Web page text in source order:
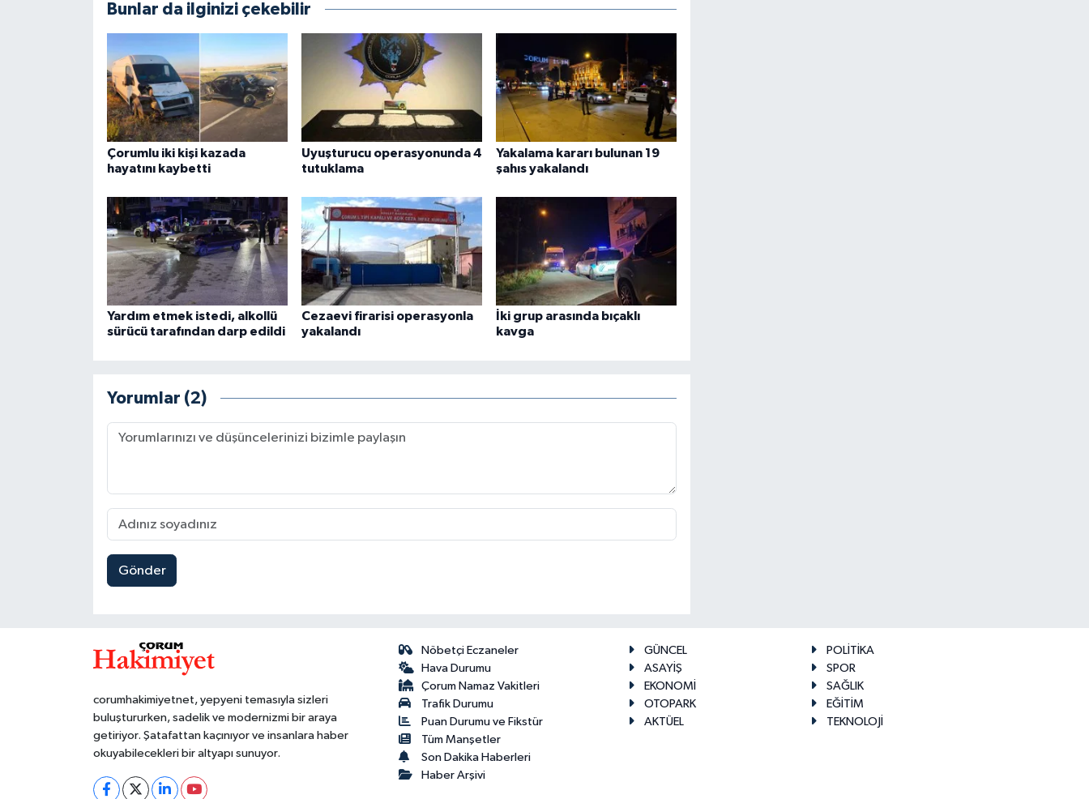
Bunlar da ilginizi çekebilir
Çorumlu iki kişi kazada
hayatını kaybetti
Uyuşturucu operasyonunda 4
tutuklama
Yakalama kararı bulunan 19
şahıs yakalandı
Yardım etmek istedi, alkollü
sürücü tarafından darp edildi
Cezaevi firarisi operasyonla
yakalandı
İki grup arasında bıçaklı
kavga
Yorumlar (2)
Gönder
corumhakimiyetnet, yepyeni temasıyla sizleri
buluştururken, sadelik ve modernizmi bir araya
getiriyor. Şatafattan kaçınıyor ve insanlara haber
okuyabilecekleri bir altyapı sunuyor.
Nöbetçi Eczaneler
Hava Durumu
Çorum Namaz Vakitleri
Trafik Durumu
Puan Durumu ve Fikstür
Tüm Manşetler
Son Dakika Haberleri
Haber Arşivi
GÜNCEL
POLİTİKA
ASAYİŞ
SPOR
EKONOMİ
SAĞLIK
OTOPARK
EĞİTİM
AKTÜEL
TEKNOLOJİ